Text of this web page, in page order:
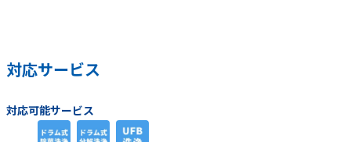
対応サービス
対応可能サービス